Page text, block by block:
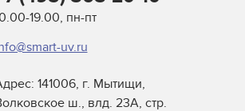
19.00, пн-пт
uv.ru
141006, г. Мытищи,
ш., влд. 23А, стр.